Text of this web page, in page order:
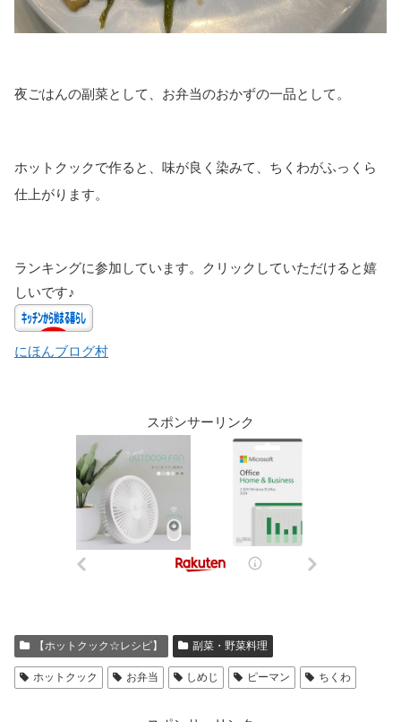
夜ごはんの副菜として、お弁当のおかずの一品として。
ホットクックで作ると、味が良く染みて、ちくわがふっくら
仕上がります。
ランキングに参加しています。クリックしていただけると嬉
しいです♪
にほんブログ村
スポンサーリンク
【ホットクック☆レシピ】 副菜・野菜料理
ホットクック お弁当 しめじ ピーマン ちくわ